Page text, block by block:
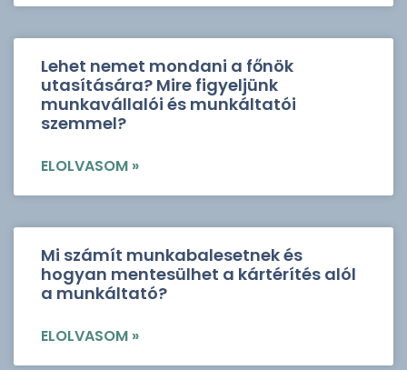
Lehet nemet mondani a főnök
utasítására? Mire figyeljünk
munkavállalói és munkáltatói
szemmel?
ELOLVASOM »
Mi számít munkabalesetnek és
hogyan mentesülhet a kártérítés alól
a munkáltató?
ELOLVASOM »